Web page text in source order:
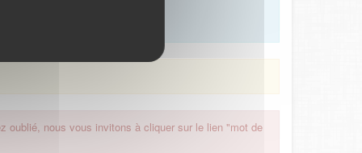
oublié, nous vous invitons à cliquer sur le lien "mot de